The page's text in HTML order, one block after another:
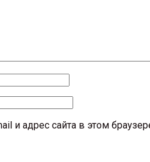
и адрес сайта в этом